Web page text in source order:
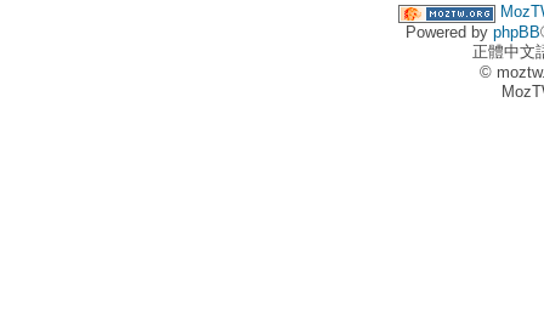
Powered by phpBB
正體中文
©